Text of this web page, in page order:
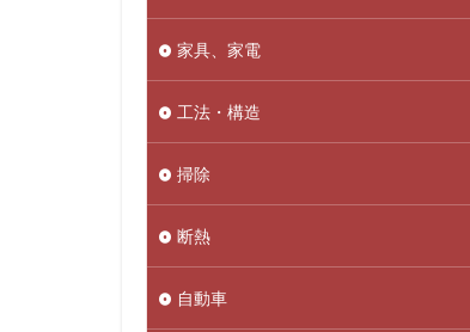
家具、家電
工法・構造
掃除
断熱
自動車